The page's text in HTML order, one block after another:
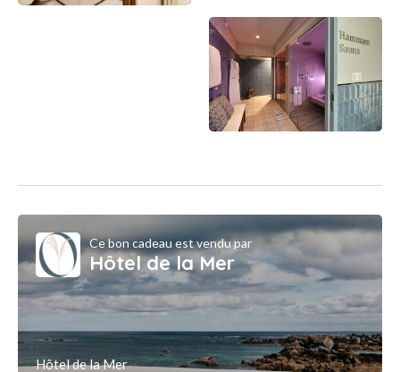
Ce bon cadeau est vendu par
Hôtel de la Mer
Hôtel de la Mer